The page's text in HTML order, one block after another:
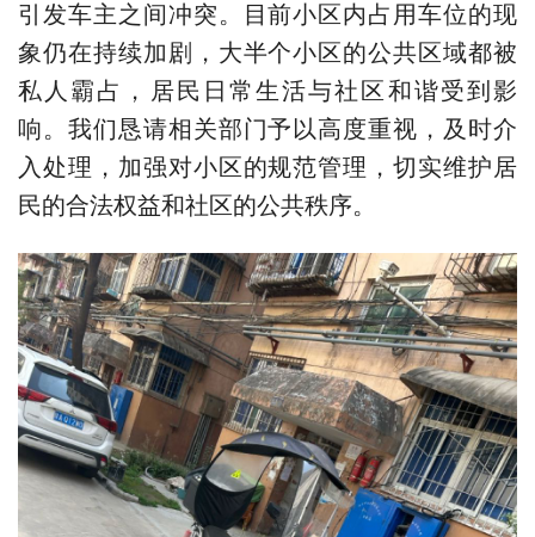
引发车主之间冲突。目前小区内占用车位的现
象仍在持续加剧，大半个小区的公共区域都被
私人霸占，居民日常生活与社区和谐受到影
响。我们恳请相关部门予以高度重视，及时介
入处理，加强对小区的规范管理，切实维护居
民的合法权益和社区的公共秩序。